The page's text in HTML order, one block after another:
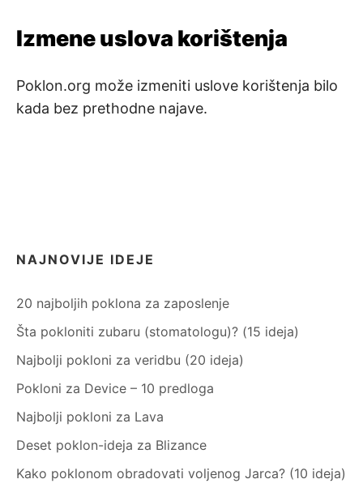
Izmene uslova korištenja
Poklon.org može izmeniti uslove korištenja bilo
kada bez prethodne najave.
NAJNOVIJE IDEJE
20 najboljih poklona za zaposlenje
Šta pokloniti zubaru (stomatologu)? (15 ideja)
Najbolji pokloni za veridbu (20 ideja)
Pokloni za Device – 10 predloga
Najbolji pokloni za Lava
Deset poklon-ideja za Blizance
Kako poklonom obradovati voljenog Jarca? (10 ideja)